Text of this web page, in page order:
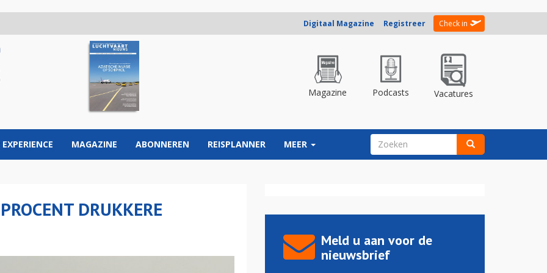
Digitaal Magazine Registreer Check in
Magazine Podcasts Vacatures
EXPERIENCE MAGAZINE ABONNEREN REISPLANNER MEER ZOEKVELD
DRUKKERE
Meld u aan voor de
nieuwsbrief